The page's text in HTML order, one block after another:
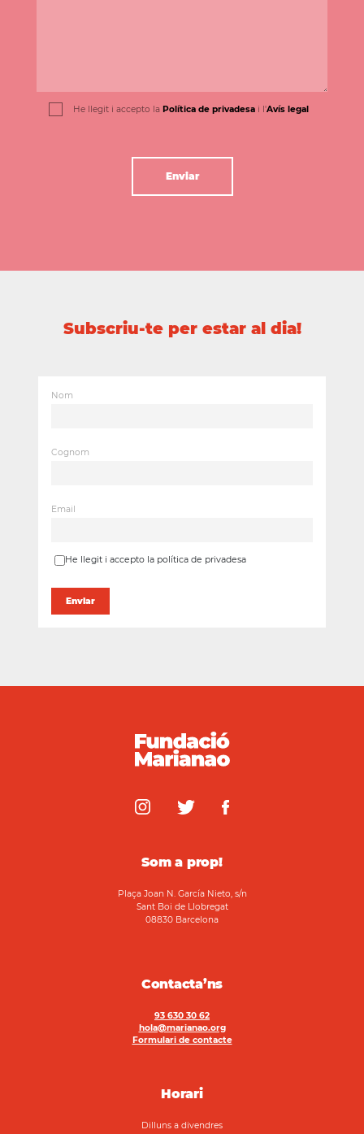
He llegit i accepto la Política de privadesa i l'Avís legal
Subscriu-te per estar al dia!
Nom
Cognom
Email
He llegit i accepto la política de privadesa
Som a prop!
Plaça Joan N. García Nieto, s/n
Sant Boi de Llobregat
08830 Barcelona
Contacta’ns
93 630 30 62
hola@marianao.org
Formulari de contacte
Horari
Dilluns a divendres